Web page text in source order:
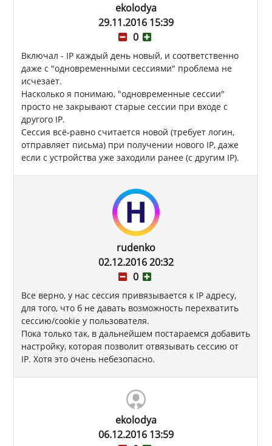
ekolodya
29.11.2016 15:39
0
Включал - IP каждый день новый, и соответственно
даже с "одновременными сессиями" проблема не
исчезает.
Насколько я понимаю, "одновременные сессии"
просто не закрывают старые сессии при входе с
другого IP.
Сессия всё-равно считается новой (требует логин,
отправляет письма) при получении нового IP, даже
если с устройства уже заходили ранее (с другим IP).
rudenko
02.12.2016 20:32
0
Все верно, у нас сессия привязывается к IP адресу,
для того, что б не давать возможность перехватить
сессию/cookie у пользователя.
Пока только так, в дальнейшем постараемся добавить
настройку, которая позволит отвязывать сессию от
IP. Хотя это очень небезопасно.
ekolodya
06.12.2016 13:59